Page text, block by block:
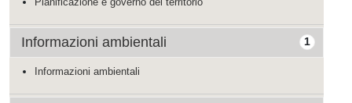
1
Informazioni ambientali
Informazioni ambientali